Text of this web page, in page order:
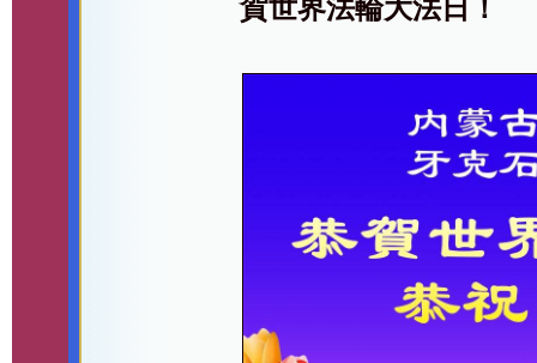
賀世界法輪大法日！